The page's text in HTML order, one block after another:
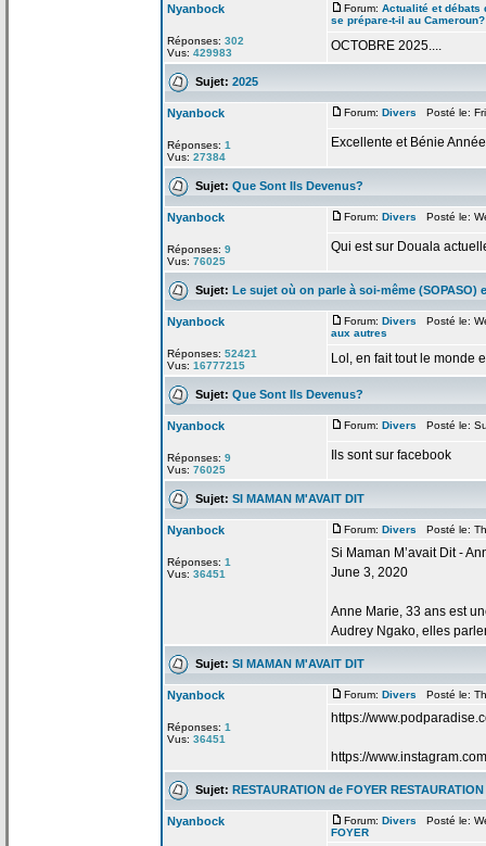
Nyanbock
Réponses: 302
Vus: 429983
Forum: Actualité et débats
se prépare-t-il au Cameroun?
OCTOBRE 2025....
Sujet: 2025
Nyanbock
Réponses: 1
Vus: 27384
Forum: Divers Posté le:
Excellente et Bénie
Sujet: Que Sont Ils Devenus?
Nyanbock
Réponses: 9
Vus: 76025
Forum: Divers Posté le:
Qui est sur Douala
Sujet: Le sujet où on parle à soi-même (SOPASO)
Nyanbock
Réponses: 52421
Vus: 16777215
Forum: Divers Posté le:
aux autres
Lol, en fait tout le monde
Sujet: Que Sont Ils Devenus?
Nyanbock
Réponses: 9
Vus: 76025
Forum: Divers Posté le:
Ils sont sur facebook
Sujet: SI MAMAN M'AVAIT DIT
Nyanbock
Réponses: 1
Vus: 36451
Forum: Divers Posté le:
Si Maman M’avait Dit -
June 3, 2020
Anne Marie, 33 ans est
Audrey Ngako, elles
Sujet: SI MAMAN M'AVAIT DIT
Nyanbock
Réponses: 1
Vus: 36451
Forum: Divers Posté le:
https://
https://
Sujet: RESTAURATION de FOYER
Nyanbock Forum: Divers Posté le:
FOYER